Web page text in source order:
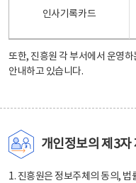
인사기록카드
또한, 진흥원 각 부서에서 운영
안내하고 있습니다.
개인정보의 제3자
1. 진흥원은 정보주체의 동의, 법